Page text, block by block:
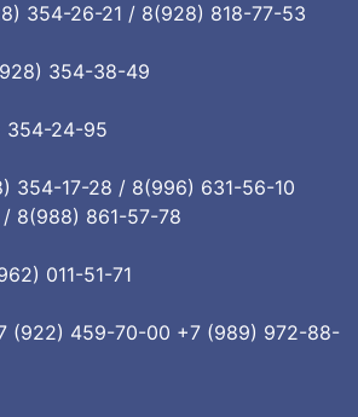
354-26-21 / 8(928) 818-77-53
354-38-49
24-95
354-17-28 / 8(996) 631-56-10
8(988) 861-57-78
011-51-71
(922) 459-70-00 +7 (989) 972-88-